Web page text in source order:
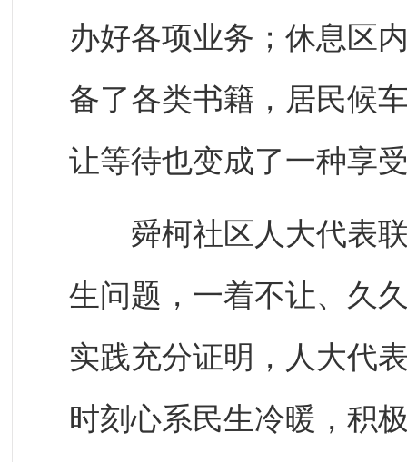
办好各项业务；休息区
备了各类书籍，居民候
让等待也变成了一种享
舜柯社区人大代表联
生问题，一着不让、久
实践充分证明，人大代
时刻心系民生冷暖，积